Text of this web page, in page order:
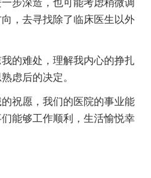
步深造，也可能考虑稍微调
，去寻找除了临床医生以外
难处，理解我内心的挣扎
虑后的决定。
愿，我们的医院的事业能
能够工作顺利，生活愉悦幸